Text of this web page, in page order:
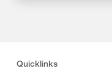
Quicklinks